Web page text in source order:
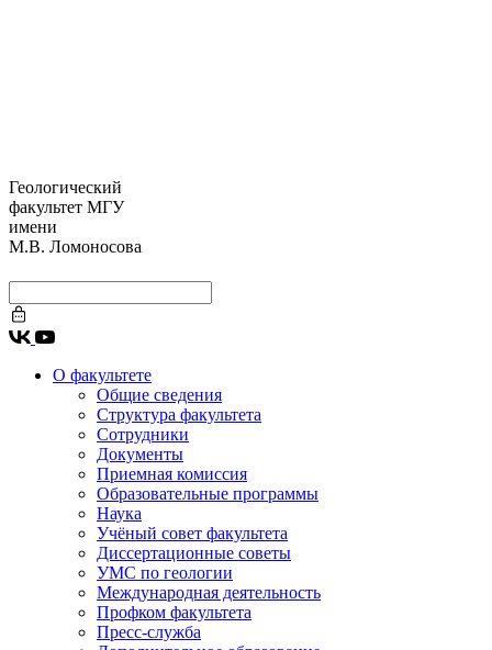
Геологический
факультет МГУ
имени
М.В. Ломоносова
О факультете
Общие сведения
Структура факультета
Сотрудники
Документы
Приемная комиссия
Образовательные программы
Наука
Учёный совет факультета
Диссертационные советы
УМС по геологии
Международная деятельность
Профком факультета
Пресс-служба